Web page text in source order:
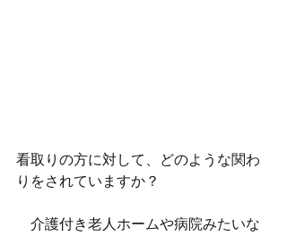
看取りの方に対して、どのような関わ
りをされていますか？
介護付き老人ホームや病院みたいな